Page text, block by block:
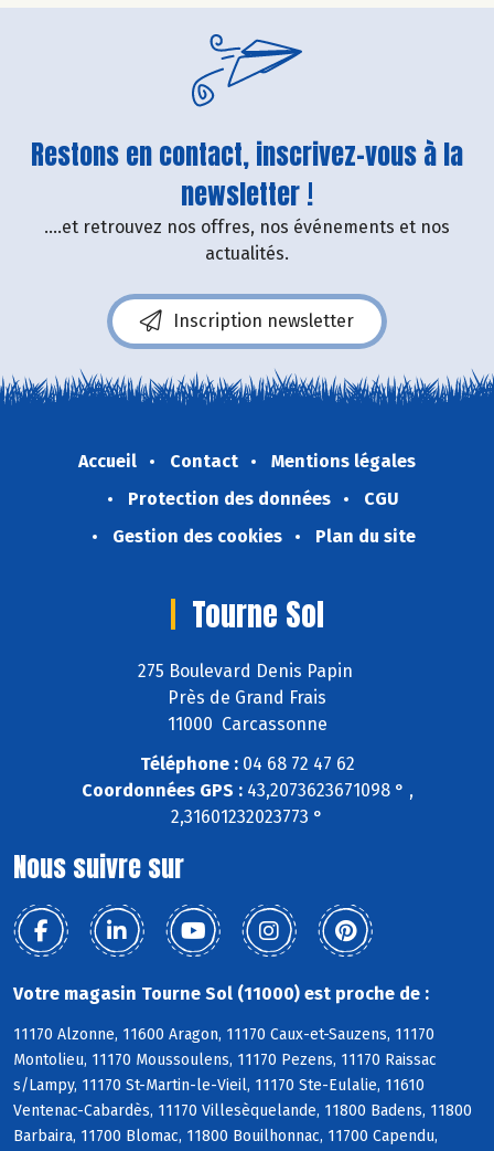
Restons en contact, inscrivez-vous à la
newsletter !
....et retrouvez nos offres, nos événements et nos
actualités.
Inscription newsletter
Accueil Contact
Mentions légales
Protection des données
CGU
Gestion des cookies
Plan du site
Tourne Sol
275 Boulevard Denis Papin
Près de Grand Frais
11000 Carcassonne
Téléphone :04 68 72 47 62
Coordonnées GPS :43,2073623671098 ° ,
2,31601232023773 °
Nous suivre sur
Votre magasin Tourne Sol (11000) est proche de :
11170 Alzonne, 11600 Aragon, 11170 Caux-et-Sauzens, 11170
Montolieu, 11170 Moussoulens, 11170 Pezens, 11170 Raissac
s/Lampy, 11170 St-Martin-le-Vieil, 11170 Ste-Eulalie, 11610
Ventenac-Cabardès, 11170 Villesèquelande, 11800 Badens, 11800
Barbaira, 11700 Blomac, 11800 Bouilhonnac, 11700 Capendu,